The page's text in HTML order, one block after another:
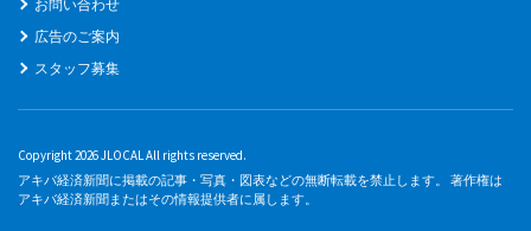
お問い合わせ
広告のご案内
スタッフ募集
Copyright 2026 JLOCAL All rights reserved.
アキバ経済新聞に掲載の記事・写真・図表などの無断転載を禁止します。 著作権は
アキバ経済新聞またはその情報提供者に属します。